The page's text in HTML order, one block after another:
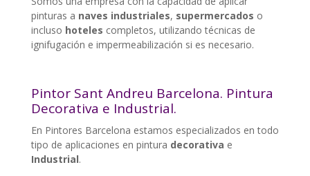
pinturas a naves industriales, supermercados o
incluso hoteles completos, utilizando técnicas de
ignifugación e impermeabilización si es necesario.
Pintor Sant Andreu Barcelona. Pintura
Decorativa e Industrial.
En Pintores Barcelona estamos especializados en todo
tipo de aplicaciones en pintura decorativa e
Industrial.